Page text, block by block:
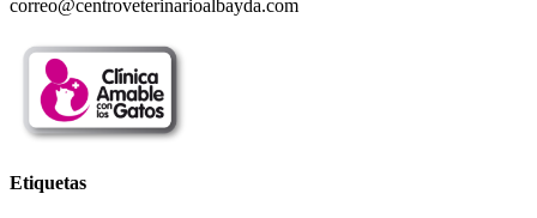
correo@centroveterinarioalbayda.com
Etiquetas